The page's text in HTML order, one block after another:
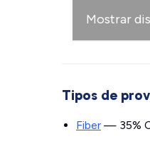
Mostrar
Tipos de
Fiber — 35%